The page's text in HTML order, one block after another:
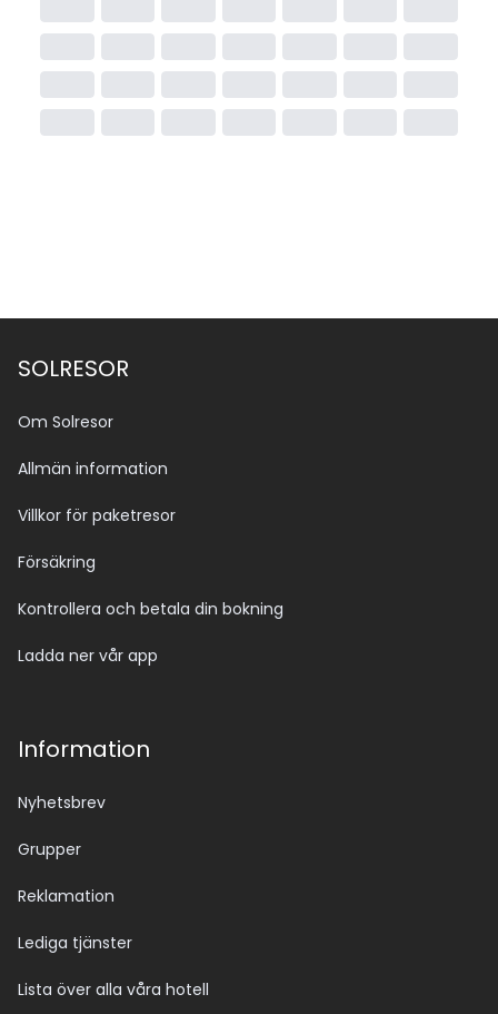
SOLRESOR
Om Solresor
Allmän information
Villkor för paketresor
Försäkring
Kontrollera och betala din bokning
Ladda ner vår app
Information
Nyhetsbrev
Grupper
Reklamation
Lediga tjänster
Lista över alla våra hotell